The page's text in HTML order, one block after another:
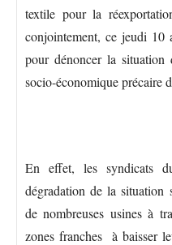
textile pour la
conjointement, ce jeudi 10
pour dénoncer la
socio-économique précaire
En effet, les syndicats
dégradation de la situation
de nombreuses usines à
zones franches à baisser